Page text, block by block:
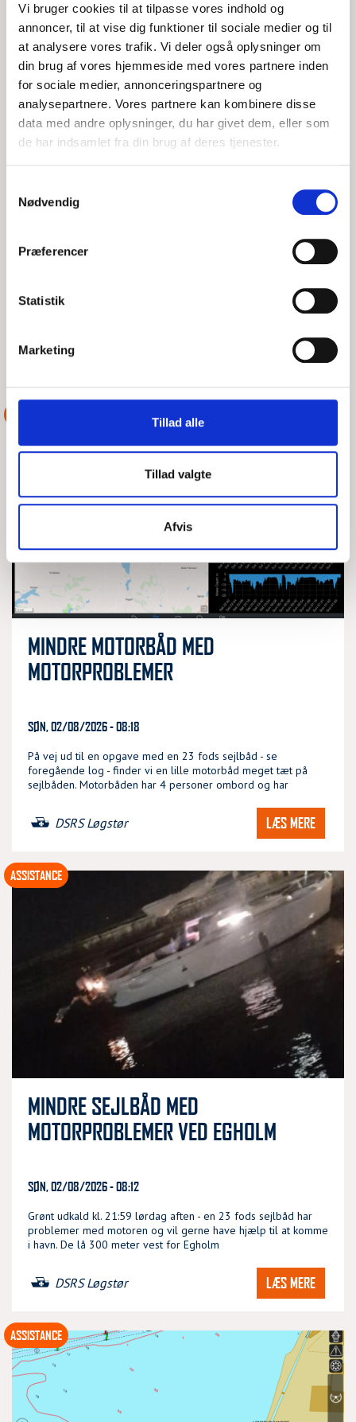
Vi bruger cookies til at tilpasse vores indhold og
annoncer, til at vise dig funktioner til sociale medier og til
at analysere vores trafik. Vi deler også oplysninger om
din brug af vores hjemmeside med vores partnere inden
for sociale medier, annonceringspartnere og
analysepartnere. Vores partnere kan kombinere disse
data med andre oplysninger, du har givet dem, eller som
de har indsamlet fra din brug af deres tjenester.
Nødvendig
Præferencer
Statistik
Marketing
Tillad alle
Tillad valgte
Afvis
MOTORBÅD MED TOVVÆRK I SKRUEN -
MELLEM EJERSLEV OG AMTOFT
Klokken er 19:05 mandag aften - grønt udkald - en motorbåd
med bl.a. 3 børn ombord, ligger mellem Ejerslev og Amtoft
DSRS Løgstør LÆS MERE
MINDRE MOTORBÅD MED
MOTORPROBLEMER
SØN, 02/08/2026 - 08:18
På vej ud til en opgave med en 23 fods sejlbåd - se
foregående log - finder vi en lille motorbåd meget tæt på
sejlbåden. Motorbåden har 4 personer ombord og har
DSRS Løgstør LÆS MERE
MINDRE SEJLBÅD MED
MOTORPROBLEMER VED EGHOLM
SØN, 02/08/2026 - 08:12
Grønt udkald kl. 21:59 lørdag aften - en 23 fods sejlbåd har
problemer med motoren og vil gerne have hjælp til at komme
i havn. De lå 300 meter vest for Egholm
DSRS Løgstør LÆS MERE
ASSISTANCE
ASSISTANCE